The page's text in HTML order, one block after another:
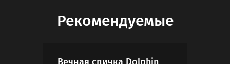
Рекомендуемые